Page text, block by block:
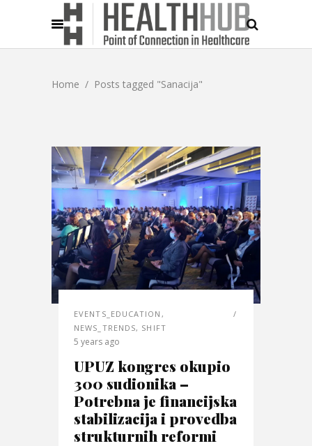
Home / Posts tagged "Sanacija"
EVENTS_EDUCATION ,
NEWS_TRENDS, SHIFT
5 years ago
UPUZ kongres okupio
300 sudionika –
Potrebna je financijska
stabilizacija i provedba
strukturnih reformi